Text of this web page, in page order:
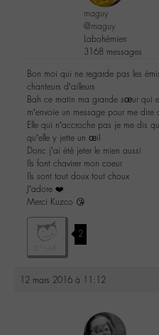
maguy
@maguy
Labohémien
3168 messages
Bon moi qui ne regarde pas les
chanteurs d’ailleurs
Bah ce matin ma grande sœur qui
m’envoie un message pour me
Elle qui n’accroche pas je me dis
qu’elle y jette un œil
Donc j’ai été jeter le mien aussi
Ils font chavirer mon coeur
Ils sont tout doux tout choux
J’adore ❤️
Merci Kuzco 😘
2
12 mars 2016 à 11:12